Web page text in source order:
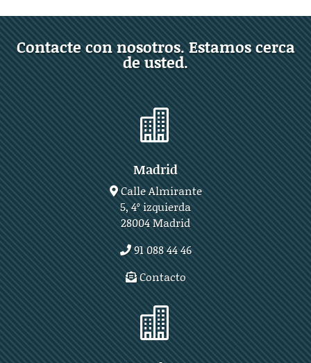
Contacte con nosotros. Estamos cerca
de usted.

Madrid
Calle Almirante
5, 4º izquierda
28004 Madrid
91 088 44 46
Contacto
